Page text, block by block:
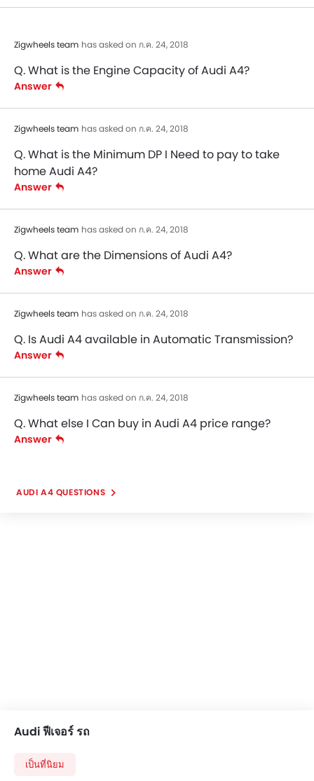
Zigwheels team has asked on ก.ค. 24, 2018
Q. What is the Engine Capacity of Audi A4?
Answer
Zigwheels team has asked on ก.ค. 24, 2018
Q. What is the Minimum DP I Need to pay to take
home Audi A4?
Answer
Zigwheels team has asked on ก.ค. 24, 2018
Q. What are the Dimensions of Audi A4?
Answer
Zigwheels team has asked on ก.ค. 24, 2018
Q. Is Audi A4 available in Automatic Transmission?
Answer
Zigwheels team has asked on ก.ค. 24, 2018
Q. What else I Can buy in Audi A4 price range?
Answer
AUDI A4 QUESTIONS
Audi ฟีเจอร์ รถ
เป็นที่นิยม